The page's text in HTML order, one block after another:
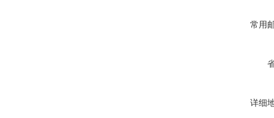
常用
详细